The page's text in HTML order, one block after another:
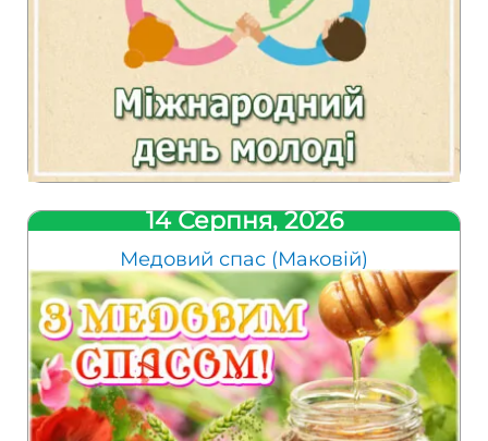
14 Серпня, 2026
Медовий спас (Маковій)